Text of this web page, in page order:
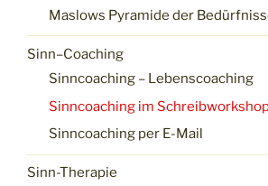
Maslows Pyramide der
Sinn–Coaching
Sinncoaching – Lebenscoaching
Sinncoaching im
Sinncoaching per E-Mail
Sinn-Therapie